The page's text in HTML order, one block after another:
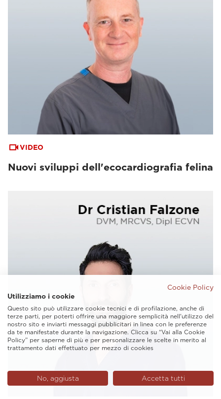
VIDEO
Nuovi sviluppi dell'ecocardiografia felina
Cookie Policy
Utilizziamo i cookie
Questo sito può utilizzare cookie tecnici e di profilazione, anche di
terze parti, per poterti offrire una maggiore semplicità nell'utilizzo del
nostro sito e inviarti messaggi pubblicitari in linea con le preferenze
da te manifestate durante la navigazione. Clicca su “Vai alla Cookie
Policy” per saperne di più e per personalizzare le scelte in merito al
trattamento dati effettuato per mezzo di cookies
No, aggiusta Accetta tutti